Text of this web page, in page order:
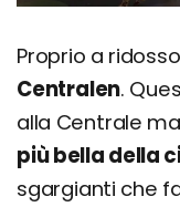
Proprio a
Centralen.
alla Centrale
più bella della
sgargianti che